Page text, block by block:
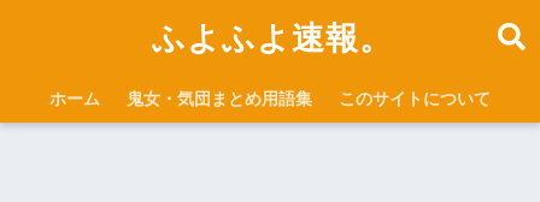
ふよふよ速報。
ホーム 鬼女・気団まとめ用語集 このサイトについて